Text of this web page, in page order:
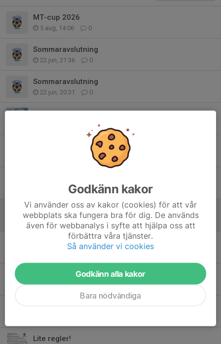
MT-cup 2026
5 aug, 14:06 0
Sommaravslutning
22 jun, 21:36 0
Sommaravslutning
22 jun, 20:31 0
Mt-cup Malung söndag 31/5
0
23 maj, 17:49 0
Mt-cup lördag 23/5 Älvdalen.
22 maj, 20:24 0
Anteckningar från föräldramötet (2026-04-22)
Träning på Öna IP
27 apr, 14:04 0
Lite regler!
Godkänn kakor
Vi använder oss av kakor (cookies) för att vår
webbplats ska fungera bra för dig. De används
även för webbanalys i syfte att hjälpa oss att
förbättra våra tjänster.
Så använder vi cookies
Godkänn alla kakor
Bara nödvändiga